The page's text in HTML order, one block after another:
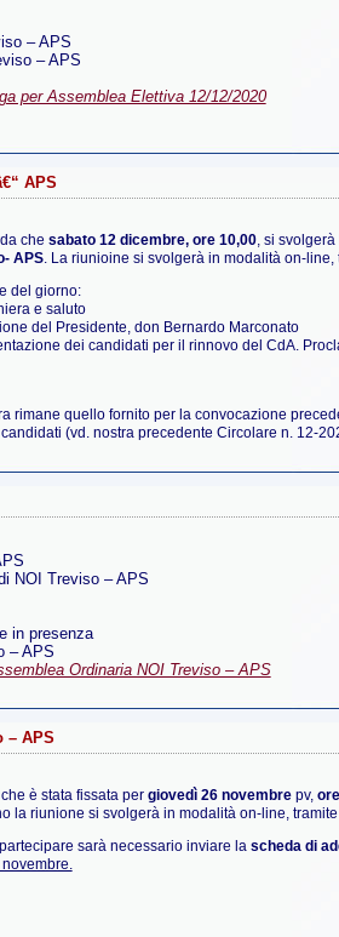
– APS
– APS
per Assemblea Elettiva 12/12/2020
APS
che sabato 12 dicembre, ore 10,00, si svolgerà
APS. La riunioine si svolgerà in modalità on-line,
del giorno:
e saluto
del Presidente, don Bernardo Marconato
dei candidati per il rinnovo del CdA.
rimane quello fornito per la convocazione
(vd. nostra precedente Circolare n. 12-
NOI Treviso – APS
in presenza
– APS
Ordinaria NOI Treviso – APS
– APS
è stata fissata per giovedì 26 novembre pv,
la riunione si svolgerà in modalità on-line, tramite
sarà necessario inviare lascheda di